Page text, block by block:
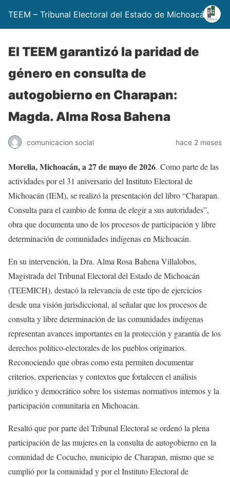
TEEM – Tribunal Electoral del Estado de Michoacán
El TEEM garantizó la paridad de
género en consulta de
autogobierno en Charapan:
Magda. Alma Rosa Bahena
comunicacion social hace 2 meses
Morelia, Michoacán, a 27 de mayo de 2026. Como parte de las
actividades por el 31 aniversario del Instituto Electoral de
Michoacán (IEM), se realizó la presentación del libro “Charapan.
Consulta para el cambio de forma de elegir a sus autoridades”,
obra que documenta uno de los procesos de participación y libre
determinación de comunidades indígenas en Michoacán.
En su intervención, la Dra. Alma Rosa Bahena Villalobos,
Magistrada del Tribunal Electoral del Estado de Michoacán
(TEEMICH), destacó la relevancia de este tipo de ejercicios
desde una visión jurisdiccional, al señalar que los procesos de
consulta y libre determinación de las comunidades indígenas
representan avances importantes en la protección y garantía de los
derechos político-electorales de los pueblos originarios.
Reconociendo que obras como esta permiten documentar
criterios, experiencias y contextos que fortalecen el análisis
jurídico y democrático sobre los sistemas normativos internos y la
participación comunitaria en Michoacán.
Resaltó que por parte del Tribunal Electoral se ordenó la plena
participación de las mujeres en la consulta de autogobierno en la
comunidad de Cocucho, municipio de Charapan, mismo que se
cumplió por la comunidad y por el Instituto Electoral de